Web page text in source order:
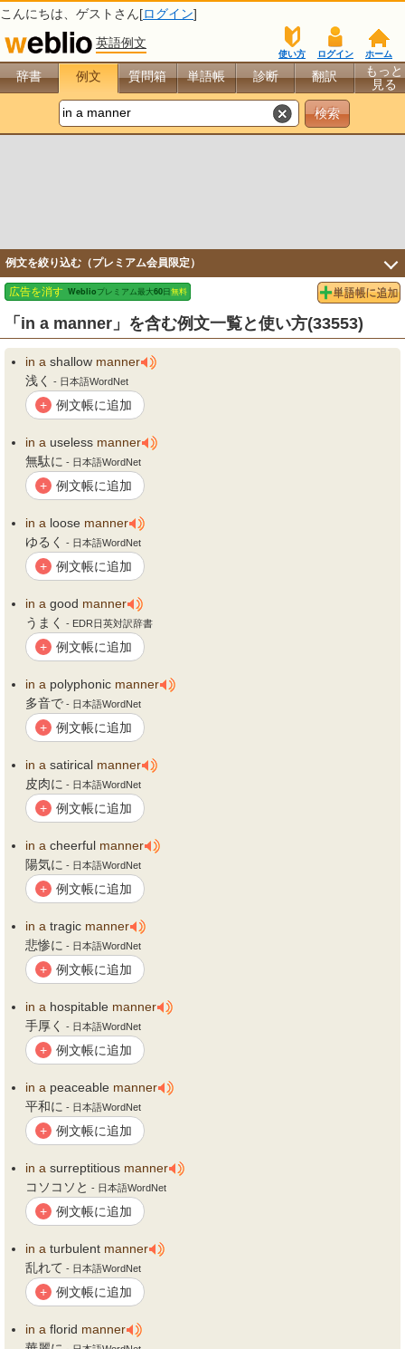
こんにちは、 ゲスト さん[ログイン]
英語例文
ホーム
ログイン
使い方
辞書 例文 質問箱 単語帳 診断 翻訳
もっと
見る
例文を絞り込む（プレミアム会員限定）
「in a manner」を含む例文一覧と使い方(33553)
in a shallow manner
浅く
- 日本語WordNet
+ 例文帳に追加
in a useless manner
無駄に - 日本語WordNet
+ 例文帳に追加
in a loose manner
ゆるく
- 日本語WordNet
+ 例文帳に追加
in a good manner
うまく
- EDR日英対訳辞書
+ 例文帳に追加
in a polyphonic manner
多音で - 日本語WordNet
+ 例文帳に追加
in a satirical manner
皮肉に - 日本語WordNet
+ 例文帳に追加
in a cheerful manner
陽気に - 日本語WordNet
+ 例文帳に追加
in a tragic manner
悲惨に - 日本語WordNet
+ 例文帳に追加
in a hospitable manner
手厚く
- 日本語WordNet
+ 例文帳に追加
in a peaceable manner
平和に - 日本語WordNet
+ 例文帳に追加
in a surreptitious manner
コソコソと - 日本語WordNet
+ 例文帳に追加
in a turbulent manner
乱れて - 日本語WordNet
+ 例文帳に追加
in a florid manner